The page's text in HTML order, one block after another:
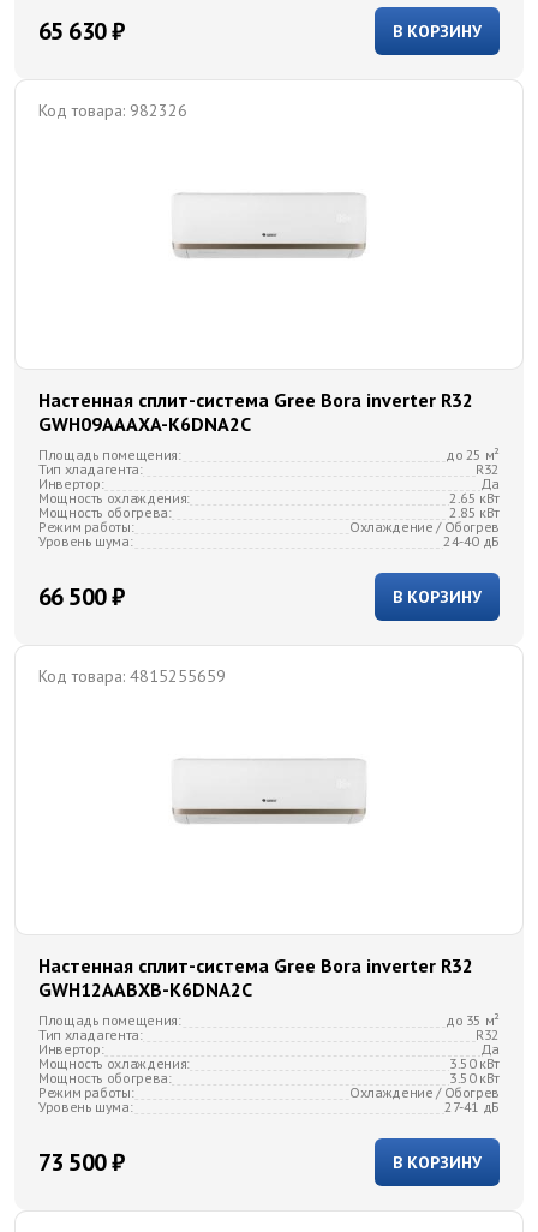
В КОРЗИНУ
65 630 ₽
Код товара: 982326
Настенная сплит-система Gree Bora inverter R32
GWH09AAAXA-K6DNA2C
Площадь помещения:
до 25 м²
Тип хладагента:
R32
Инвертор:
Да
Мощность охлаждения:
2.65 кВт
Мощность обогрева:
2.85 кВт
Режим работы:
Охлаждение / Обогрев
Уровень шума:
24-40 дБ
В КОРЗИНУ
66 500 ₽
Код товара: 4815255659
Настенная сплит-система Gree Bora inverter R32
GWH12AABXB-K6DNA2C
Площадь помещения:
до 35 м²
Тип хладагента:
R32
Инвертор:
Да
Мощность охлаждения:
3.50 кВт
Мощность обогрева:
3.50 кВт
Режим работы:
Охлаждение / Обогрев
Уровень шума:
27-41 дБ
В КОРЗИНУ
73 500 ₽